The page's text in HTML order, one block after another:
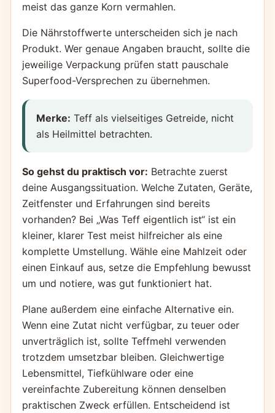
meist das ganze Korn vermahlen.
Die Nährstoffwerte unterscheiden sich je nach
Produkt. Wer genaue Angaben braucht, sollte die
jeweilige Verpackung prüfen statt pauschale
Superfood-Versprechen zu übernehmen.
Merke: Teff als vielseitiges Getreide, nicht
als Heilmittel betrachten.
So gehst du praktisch vor: Betrachte zuerst
deine Ausgangssituation. Welche Zutaten, Geräte,
Zeitfenster und Erfahrungen sind bereits
vorhanden? Bei „Was Teff eigentlich ist“ ist ein
kleiner, klarer Test meist hilfreicher als eine
komplette Umstellung. Wähle eine Mahlzeit oder
einen Einkauf aus, setze die Empfehlung bewusst
um und notiere, was gut funktioniert hat.
Plane außerdem eine einfache Alternative ein.
Wenn eine Zutat nicht verfügbar, zu teuer oder
unverträglich ist, sollte Teffmehl verwenden
trotzdem umsetzbar bleiben. Gleichwertige
Lebensmittel, Tiefkühlware oder eine
vereinfachte Zubereitung können denselben
praktischen Zweck erfüllen. Entscheidend ist